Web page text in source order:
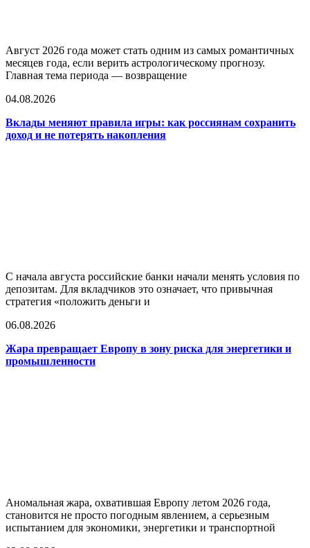
Август 2026 года может стать одним из самых романтичных
месяцев года, если верить астрологическому прогнозу.
Главная тема периода — возвращение
04.08.2026
Вклады меняют правила игры: как россиянам сохранить
доход и не потерять накопления
С начала августа российские банки начали менять условия по
депозитам. Для вкладчиков это означает, что привычная
стратегия «положить деньги и
06.08.2026
Жара превращает Европу в зону риска для энергетики и
промышленности
Аномальная жара, охватившая Европу летом 2026 года,
становится не просто погодным явлением, а серьезным
испытанием для экономики, энергетики и транспортной